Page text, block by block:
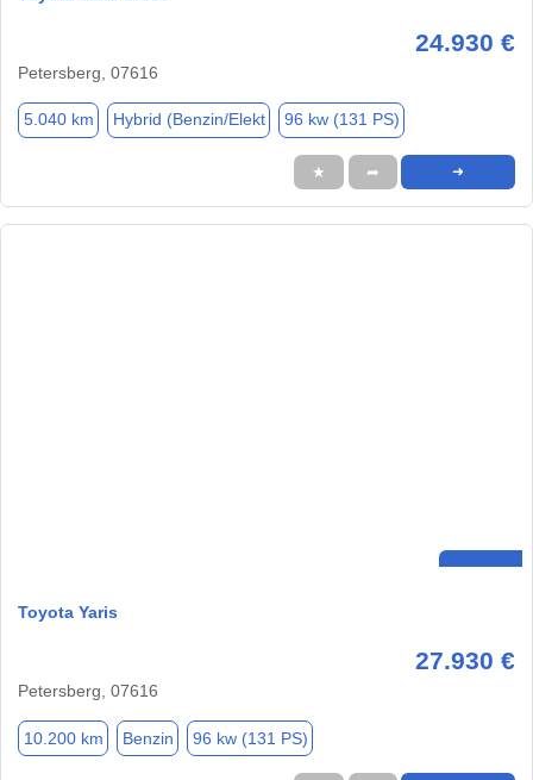
24.930 €
Petersberg, 07616
5.040 km Hybrid (Benzin/Elekt 96 kw (131 PS)
★ ➦ ➜
Toyota Yaris
27.930 €
Petersberg, 07616
10.200 km Benzin 96 kw (131 PS)